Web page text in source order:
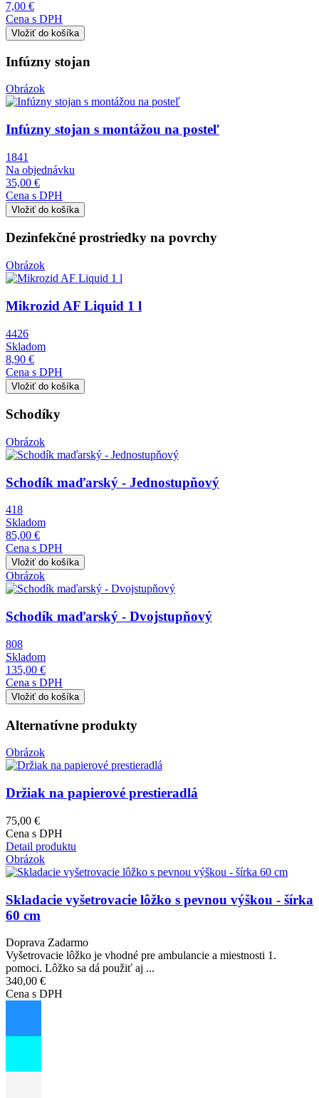
7,00 €
Cena s DPH
Infúzny stojan
Obrázok
Infúzny stojan s montážou na posteľ
1841
Na objednávku
35,00 €
Cena s DPH
Dezinfekčné prostriedky na povrchy
Obrázok
Mikrozid AF Liquid 1 l
4426
Skladom
8,90 €
Cena s DPH
Schodíky
Obrázok
Schodík maďarský - Jednostupňový
418
Skladom
85,00 €
Cena s DPH
Obrázok
Schodík maďarský - Dvojstupňový
808
Skladom
135,00 €
Cena s DPH
Alternatívne produkty
Obrázok
Držiak na papierové prestieradlá
75,00 €
Cena s DPH
Detail produktu
Obrázok
Skladacie vyšetrovacie lôžko s pevnou výškou - šírka
60 cm
Doprava Zadarmo
Vyšetrovacie lôžko je vhodné pre ambulancie a miestnosti 1.
pomoci. Lôžko sa dá použiť aj ...
340,00 €
Cena s DPH